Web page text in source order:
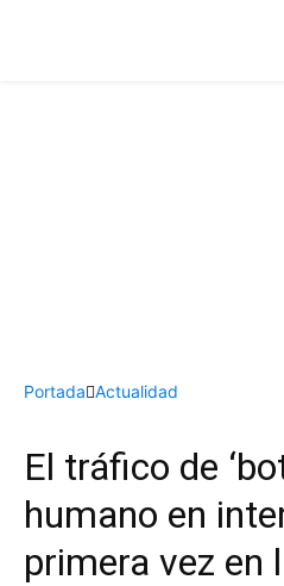
Portada Actualidad
El tráfico de
humano en
primera vez en